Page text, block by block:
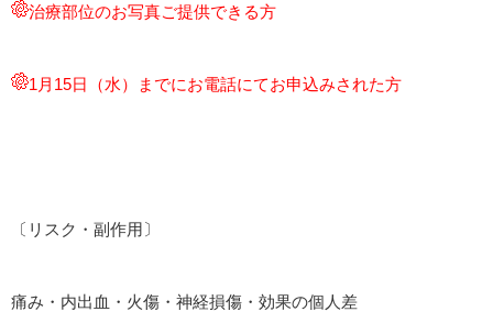
治療部位のお写真ご提供できる方
1月15日（水）までにお電話にてお申込みされた方
〔リスク・副作用〕
痛み・内出血・火傷・神経損傷・効果の個人差